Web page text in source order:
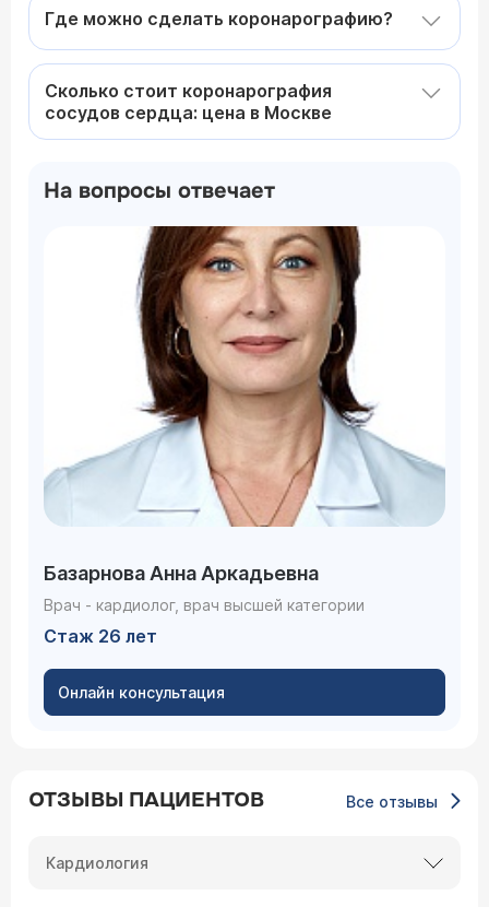
Где можно сделать коронарографию?
Сколько стоит коронарография
сосудов сердца: цена в Москве
На вопросы отвечает
Базарнова Анна Аркадьевна
Врач - кардиолог, врач высшей категории
Стаж 26 лет
Онлайн консультация
ОТЗЫВЫ ПАЦИЕНТОВ Все отзывы
Кардиология